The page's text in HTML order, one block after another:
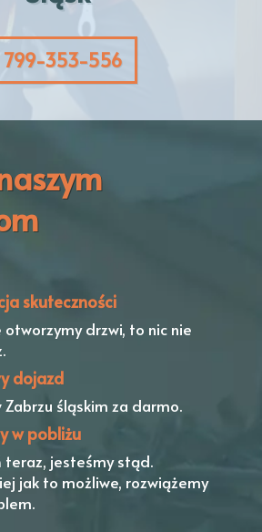
799-353-556
skuteczności
otworzymy drzwi, to nic nie
dojazd
Zabrzu śląskim za darmo.
w pobliżu
teraz, jesteśmy stąd.
jak to możliwe, rozwiążemy